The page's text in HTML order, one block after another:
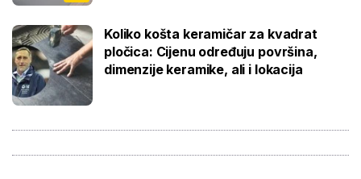
Koliko košta keramičar za kvadrat
pločica: Cijenu određuju površina,
dimenzije keramike, ali i lokacija